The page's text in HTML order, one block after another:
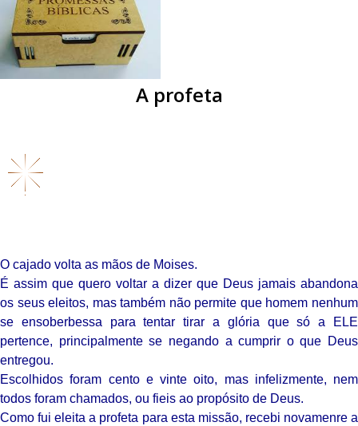
A profeta
O cajado volta as mãos de Moises.
É assim que quero voltar a dizer que Deus jamais abandona
os seus eleitos, mas também não permite que homem nenhum
se ensoberbessa para tentar tirar a glória que só a ELE
pertence, principalmente se negando a cumprir o que Deus
entregou.
Escolhidos foram cento e vinte oito, mas infelizmente, nem
todos foram chamados, ou fieis ao propósito de Deus.
Como fui eleita a profeta para esta missão, recebi novamenre a